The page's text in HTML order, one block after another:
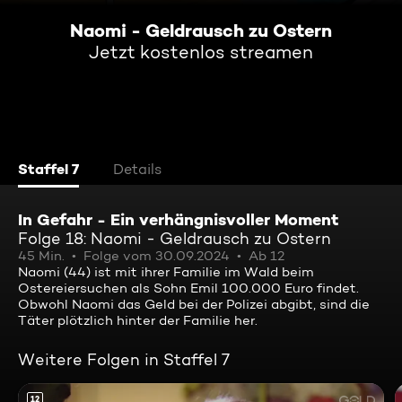
Naomi - Geldrausch zu Ostern
Jetzt kostenlos streamen
Staffel 7 Details
In Gefahr - Ein verhängnisvoller Moment
Folge 18: Naomi - Geldrausch zu Ostern
45 Min. Folge vom 30.09.2024
Ab 12
Naomi (44) ist mit ihrer Familie im Wald beim
Ostereiersuchen als Sohn Emil 100.000 Euro findet.
Obwohl Naomi das Geld bei der Polizei abgibt, sind die
Täter plötzlich hinter der Familie her.
Weitere Folgen in Staffel 7
12